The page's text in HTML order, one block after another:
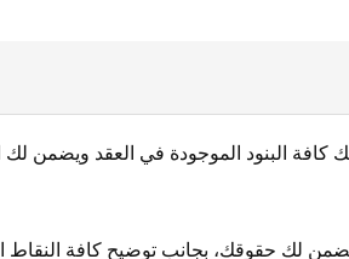
كافة البنود الموجودة في العقد ويضمن لك
لك حقوقك، بجانب توضيح كافة النقاط